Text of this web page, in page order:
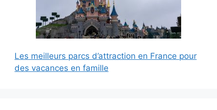
Les meilleurs parcs d’attraction en France pour
des vacances en famille